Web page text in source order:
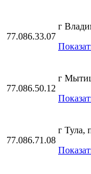
77.086.33.07
г
77.086.50.12
г
77.086.71.08
г Тула,